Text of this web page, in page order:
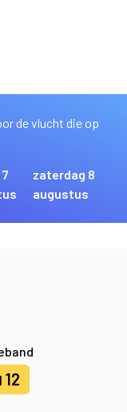
de vlucht die op
zaterdag 8
augustus
12